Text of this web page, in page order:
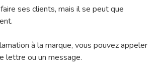
ses clients, mais il se peut que
à la marque, vous pouvez appeler
lettre ou un message.